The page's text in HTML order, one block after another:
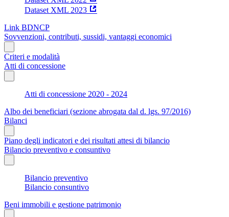
Dataset XML 2023
Link BDNCP
Sovvenzioni, contributi, sussidi, vantaggi economici
Criteri e modalità
Atti di concessione
Atti di concessione 2020 - 2024
Albo dei beneficiari (sezione abrogata dal d. lgs. 97/2016)
Bilanci
Piano degli indicatori e dei risultati attesi di bilancio
Bilancio preventivo e consuntivo
Bilancio preventivo
Bilancio consuntivo
Beni immobili e gestione patrimonio